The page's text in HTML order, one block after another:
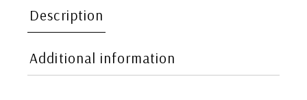
Description
Additional information